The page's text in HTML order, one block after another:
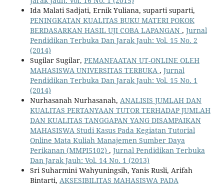
Ida Malati Sadjati, Ernik Yuliana, suparti suparti,
PENINGKATAN KUALITAS BUKU MATERI POKOK
BERDASARKAN HASIL UJI COBA LAPANGAN , Jurnal
Pendidikan Terbuka Dan Jarak Jauh: Vol. 15 No. 2
(2014)
Sugilar Sugilar, PEMANFAATAN UT-ONLINE OLEH
MAHASISWA UNIVERSITAS TERBUKA , Jurnal
Pendidikan Terbuka Dan Jarak Jauh: Vol. 15 No. 1
(2014)
Nurhasanah Nurhasanah, ANALISIS JUMLAH DAN
KUALITAS PERTANYAAN TUTOR TERHADAP JUMLAH
DAN KUALITAS TANGGAPAN YANG DISAMPAIKAN
MAHASISWA Studi Kasus Pada Kegiatan Tutorial
Online Mata Kuliah Manajemen Sumber Daya
Perikanan (MMPI5102) , Jurnal Pendidikan Terbuka
Dan Jarak Jauh: Vol. 14 No. 1 (2013)
Sri Suharmini Wahyuningsih, Yanis Rusli, Arifah
Bintarti, AKSESIBILITAS MAHASISWA PADA